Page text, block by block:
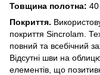
Товщина полотна:
Покриття.
покриття Sincrolam.
повний та всебічний
Відсутні шви на
елементів, що